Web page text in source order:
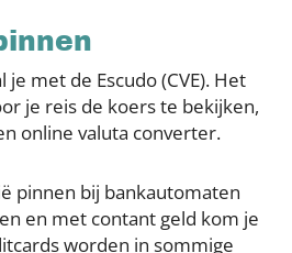
je met de Escudo (CVE). Het
je reis de koers te bekijken,
online valuta converter.
pinnen bij bankautomaten
en met contant geld kom je
worden in sommige